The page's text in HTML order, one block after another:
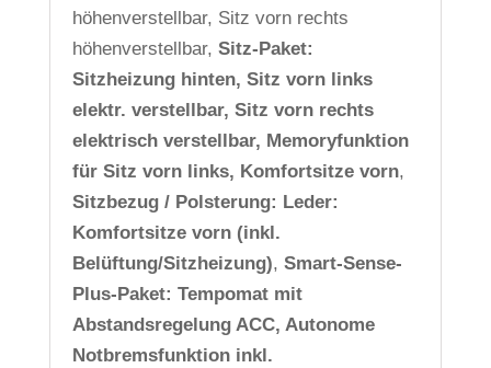
höhenverstellbar, Sitz vorn rechts
höhenverstellbar, Sitz-Paket:
Sitzheizung hinten, Sitz vorn links
elektr. verstellbar, Sitz vorn rechts
elektrisch verstellbar, Memoryfunktion
für Sitz vorn links, Komfortsitze vorn,
Sitzbezug / Polsterung: Leder:
Komfortsitze vorn (inkl.
Belüftung/Sitzheizung), Smart-Sense-
Plus-Paket: Tempomat mit
Abstandsregelung ACC, Autonome
Notbremsfunktion inkl.